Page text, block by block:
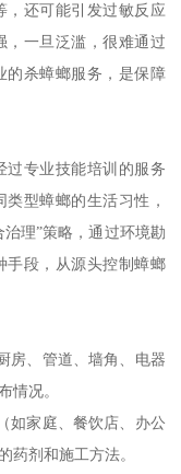
，还可能引发过敏反应
，一旦泛滥，很难通过
的杀蟑螂服务，是保障
过专业技能培训的服务
型蟑螂的生活习性，
理”策略，通过环境勘
手段，从源头控制蟑螂
房、管道、墙角、电器
情况。
如家庭、餐饮店、办公
药剂和施工方法。